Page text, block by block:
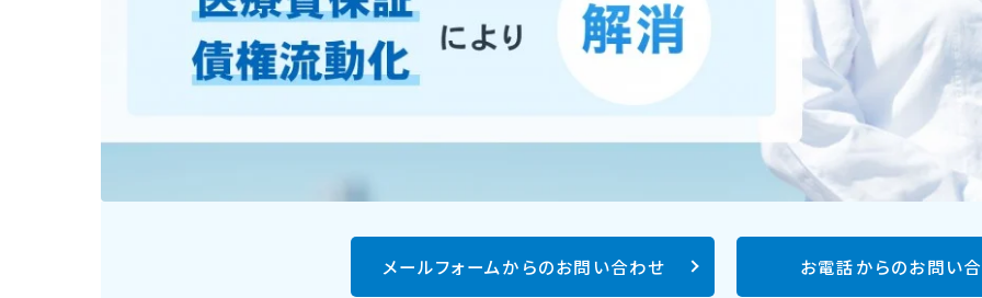
メールフォームからのお問い合わせ お電話からのお問い